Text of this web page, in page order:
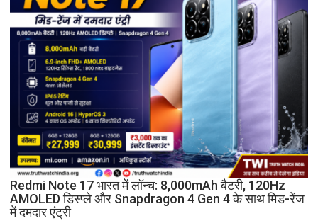
Redmi Note 17 भारत में लॉन्च: 8,000mAh बैटरी, 120Hz
AMOLED डिस्प्ले और Snapdragon 4 Gen 4 के साथ मिड-रेंज
में दमदार एंट्री